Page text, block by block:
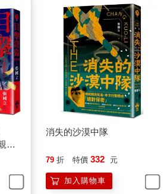
，在上課期間得到一個啟示，領隊必須
用樂觀的態度去解決，若是個性有點陰
──就得發揮「太好了」的本領，才能
畔誤了巴士，接下來趕不上火車，就不
名的地球岬因而刮起狂風暴雨，當地所
光客便飢寒交迫流落於天涯海角。下班
好往相反方向的巴士來了，這時張行李
著領隊登上車後，因計畫生變而迷失的
圖，她陰沉著臉說，中間有一點叫作
是火車站，何不在那站下車換火車？
看，直覺反應地回答，太好了。
簽
消失的沙漠中隊
79 折 特價 332 元
加入購物車